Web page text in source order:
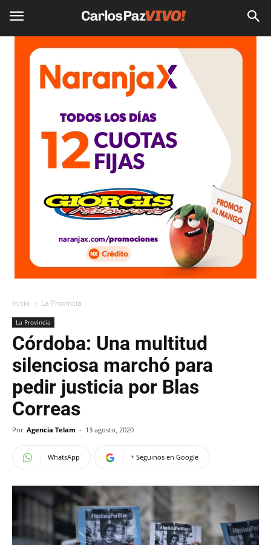
Inicio La Provincia
La Provincia
Córdoba: Una multitud
silenciosa marchó para
pedir justicia por Blas
Correas
Por Agencia Telam - 13 agosto, 2020
WhatsApp + Seguinos en Google